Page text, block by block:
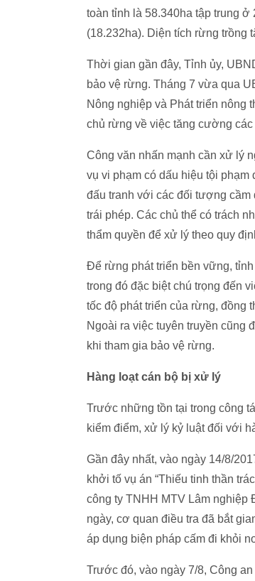
toàn tỉnh là 58.340ha tập trung
(18.232ha). Diện tích rừng trồng
Thời gian gần đây, Tỉnh ủy,
bảo vệ rừng. Tháng 7 vừa qua
Nông nghiệp và Phát triển nông
chủ rừng về việc tăng cường
Công văn nhấn mạnh cần xử lý
vụ vi phạm có dấu hiệu tội
đấu tranh với các đối tượng
trái phép. Các chủ thể có trách
thẩm quyền để xử lý theo quy
Để rừng phát triển bền vững,
trong đó đặc biệt chú trọng đến
tốc độ phát triển của rừng, đồng
Ngoài ra việc tuyên truyền
khi tham gia bảo vệ rừng.
Hàng loạt cán bộ bị xử lý
Trước những tồn tại trong công
kiểm điểm, xử lý kỷ luật đối với
Gần đây nhất, vào ngày 14/8/
khởi tố vụ án “Thiếu tinh thần
công ty TNHH MTV Lâm
ngày, cơ quan điều tra đã bắt
áp dụng biện pháp cấm đi khỏi
Trước đó, vào ngày 7/8, Công